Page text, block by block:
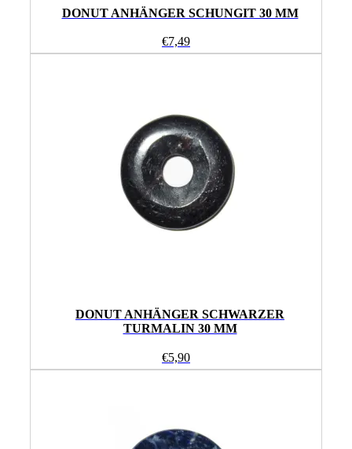
DONUT ANHÄNGER SCHUNGIT 30 MM
€7,49
DONUT ANHÄNGER SCHWARZER
TURMALIN 30 MM
€5,90